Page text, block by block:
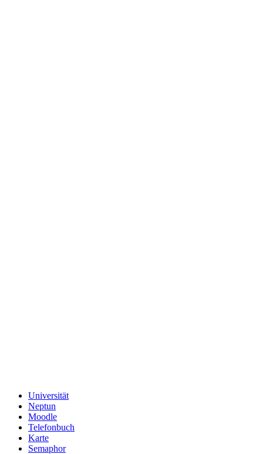
Universität
Neptun
Moodle
Telefonbuch
Karte
Semaphor